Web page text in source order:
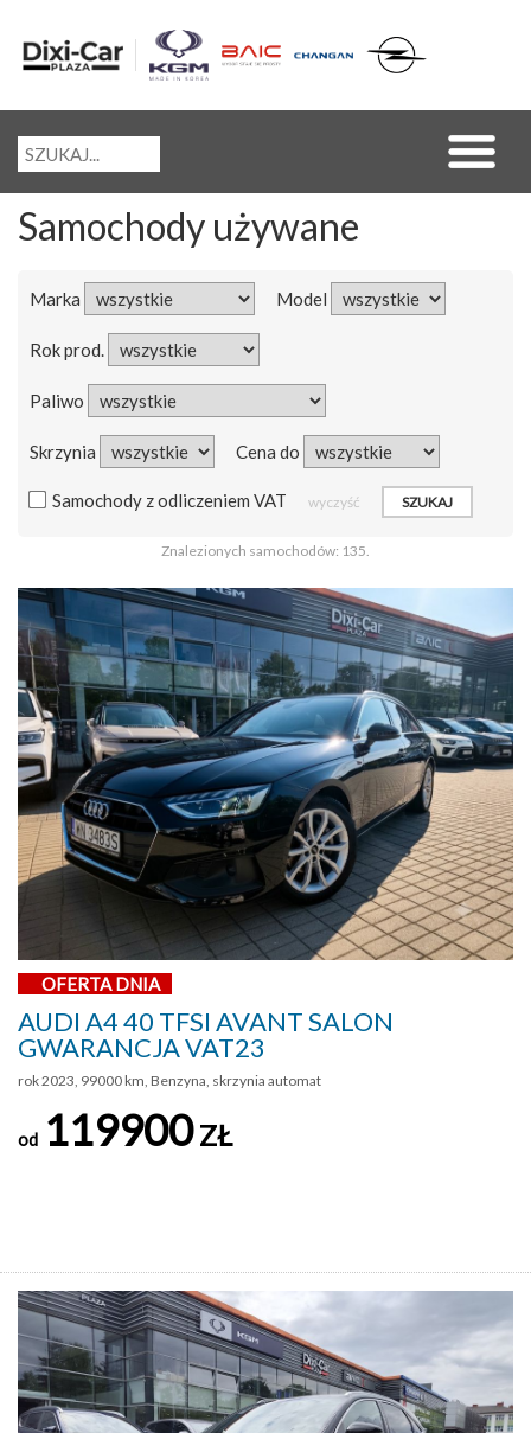
Samochody używane
Marka Model
Rok prod.
Paliwo
Skrzynia Cena do
Samochody z odliczeniem VAT wyczyść
Znalezionych samochodów: 135.
OFERTA DNIA
AUDI A4 40 TFSI AVANT SALON
GWARANCJA VAT23
rok 2023, 99000 km, Benzyna, skrzynia automat
od 119900ZŁ